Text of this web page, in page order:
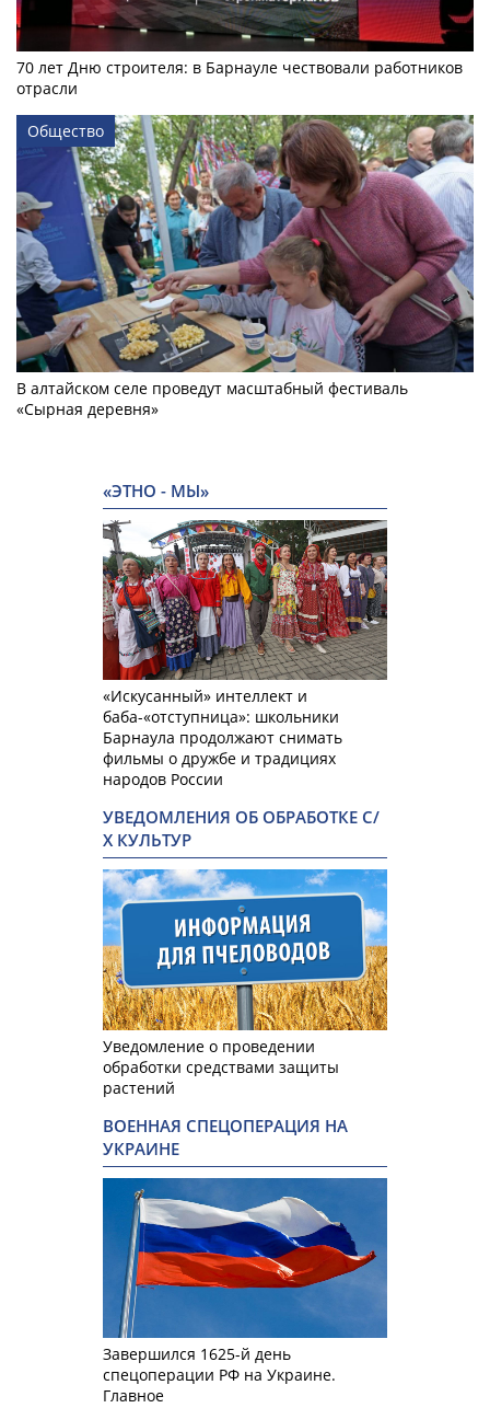
70 лет Дню строителя: в Барнауле чествовали работников
отрасли
Общество
В алтайском селе проведут масштабный фестиваль
«Сырная деревня»
«ЭТНО - МЫ»
«Искусанный» интеллект и
баба-«отступница»: школьники
Барнаула продолжают снимать
фильмы о дружбе и традициях
народов России
УВЕДОМЛЕНИЯ ОБ ОБРАБОТКЕ С/
Х КУЛЬТУР
Уведомление о проведении
обработки средствами защиты
растений
ВОЕННАЯ СПЕЦОПЕРАЦИЯ НА
УКРАИНЕ
Завершился 1625-й день
спецоперации РФ на Украине.
Главное